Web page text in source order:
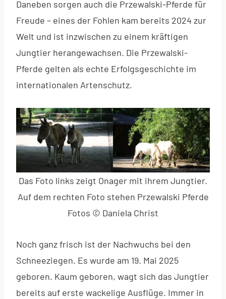
Daneben sorgen auch die Przewalski-Pferde für
Freude – eines der Fohlen kam bereits 2024 zur
Welt und ist inzwischen zu einem kräftigen
Jungtier herangewachsen. Die Przewalski-
Pferde gelten als echte Erfolgsgeschichte im
internationalen Artenschutz.
Das Foto links zeigt Onager mit ihrem Jungtier.
Auf dem rechten Foto stehen Przewalski Pferde
Fotos © Daniela Christ
Noch ganz frisch ist der Nachwuchs bei den
Schneeziegen. Es wurde am 19. Mai 2025
geboren. Kaum geboren, wagt sich das Jungtier
bereits auf erste wackelige Ausflüge. Immer in